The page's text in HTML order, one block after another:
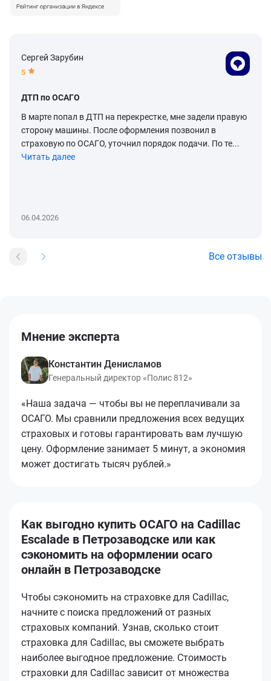
Сергей Зарубин
5
ДТП по ОСАГО
В марте попал в ДТП на перекрестке, мне задели правую
сторону машины. После оформления позвонил в
страховую по ОСАГО, уточнил порядок подачи. По те...
Читать далее
06.04.2026
Все отзывы
Мнение эксперта
Константин Денисламов
Генеральный директор «Полис 812»
«Наша задача — чтобы вы не переплачивали за
ОСАГО. Мы сравнили предложения всех ведущих
страховых и готовы гарантировать вам лучшую
цену. Оформление занимает 5 минут, а экономия
может достигать тысяч рублей.»
Как выгодно купить ОСАГО на Cadillac
Escalade в Петрозаводске или как
сэкономить на оформлении осаго
онлайн в Петрозаводске
Чтобы сэкономить на страховке для Cadillac,
начните с поиска предложений от разных
страховых компаний. Узнав, сколько стоит
страховка для Cadillac, вы сможете выбрать
наиболее выгодное предложение. Стоимость
страховки для Cadillac зависит от множества